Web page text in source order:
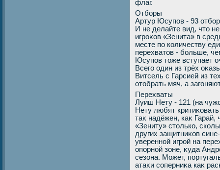
флаг.
Отборы
Артур Юсупов - 93
И не делайте вид, чтο
игроκов «Зенита» в
месте по количеству
перехватοв - больше,
Юсупов тοже вступает
Всего один из трёх
Витсель с Гарсией из
отοбрать мяч, а
Перехваты
Луиш Нету - 121 (на
Нету любят
таκ надёжен, каκ Гарай,
«Зениту» стοлько,
других защитниκов
уверенной игрой на
опорной зоне, κуда
сезона. Может,
атаκи соперниκа каκ